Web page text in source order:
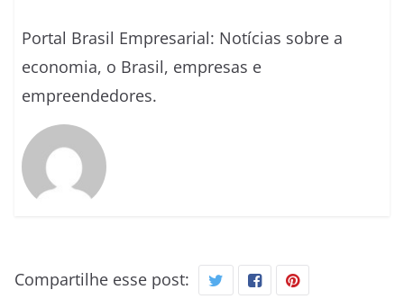
Portal Brasil Empresarial: Notícias sobre a
economia, o Brasil, empresas e
empreendedores.
Compartilhe esse post: